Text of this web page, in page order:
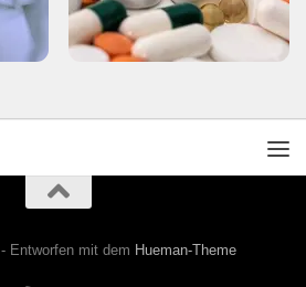
- Entworfen mit dem Hueman-Theme